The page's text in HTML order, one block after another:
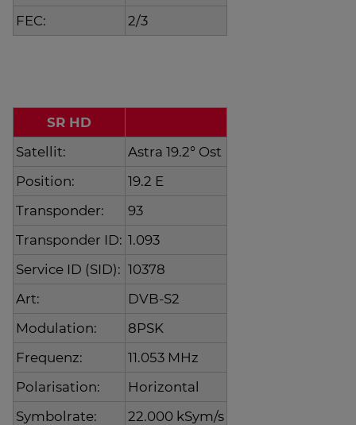
FEC: 2/3
SR HD
Satellit:
Astra 19.2° Ost
Position:
19.2 E
Transponder:
93
Transponder ID: 1.093
Service ID (SID): 10378
Art:
DVB-S2
Modulation:
8PSK
Frequenz:
11.053 MHz
Polarisation:
Horizontal
Symbolrate:
22.000 kSym/s